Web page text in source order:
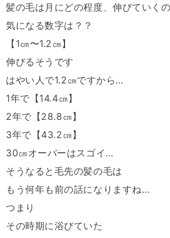
髪の毛は月にどの程度、伸びていく
気になる数字は？？
【 1㎝〜1.2㎝】
伸びるそうです
はやい人で1.2㎝ですから…
1年で【14.4㎝】
2年で【28.8㎝】
3年で【43.2㎝】
30㎝オーバーはスゴイ …
そうなると毛先の髪の毛は
もう何年も前の話になりますね…
つまり
その時期に浴びていた